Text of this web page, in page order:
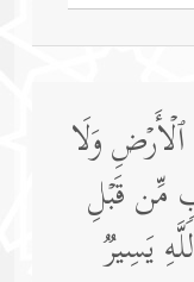
وَلَا
مِّن قَبۡلِ
یَسِیرࣱ